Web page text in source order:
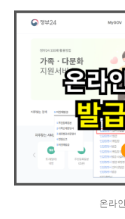
온라